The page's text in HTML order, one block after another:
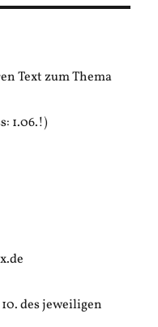
Text zum Thema
1.06.!)
des jeweiligen